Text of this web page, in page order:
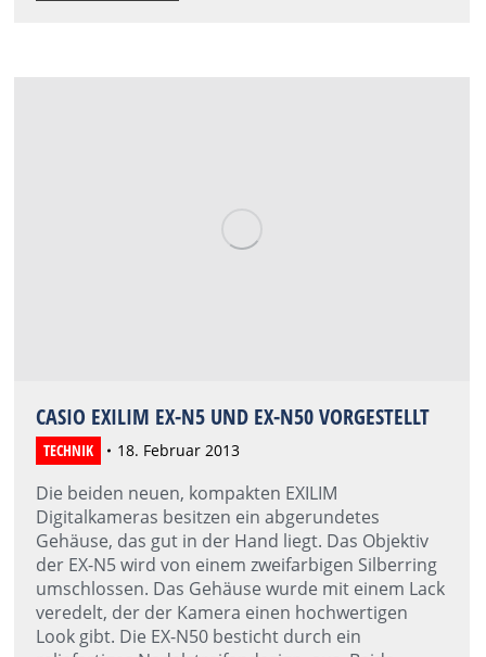
CASIO EXILIM EX-N5 UND EX-N50 VORGESTELLT
TECHNIK 18. Februar 2013
Die beiden neuen, kompakten EXILIM
Digitalkameras besitzen ein abgerundetes
Gehäuse, das gut in der Hand liegt. Das Objektiv
der EX-N5 wird von einem zweifarbigen Silberring
umschlossen. Das Gehäuse wurde mit einem Lack
veredelt, der der Kamera einen hochwertigen
Look gibt. Die EX-N50 besticht durch ein